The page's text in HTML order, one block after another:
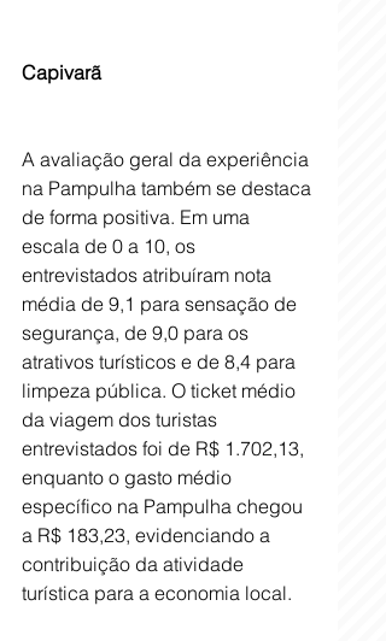
Capivarã
A avaliação geral da experiência
na Pampulha também se destaca
de forma positiva. Em uma
escala de 0 a 10, os
entrevistados atribuíram nota
média de 9,1 para sensação de
segurança, de 9,0 para os
atrativos turísticos e de 8,4 para
limpeza pública. O ticket médio
da viagem dos turistas
entrevistados foi de R$ 1.702,13,
enquanto o gasto médio
específico na Pampulha chegou
a R$ 183,23, evidenciando a
contribuição da atividade
turística para a economia local.